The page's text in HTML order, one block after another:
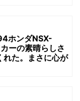
ホンダNSX-
ーの素晴らしさ
れた。まさに心が